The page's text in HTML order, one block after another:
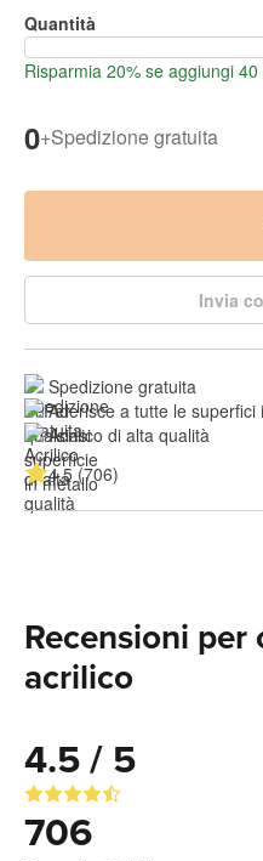
Quantità
Risparmia 20% se aggiungi
0+Spedizione gratuita
Invia
Spedizione gratuita
Aderisce a tutte le superfici
Acrilico di alta qualità
4.5 (706)
Recensioni per
acrilico
4.5 / 5
706